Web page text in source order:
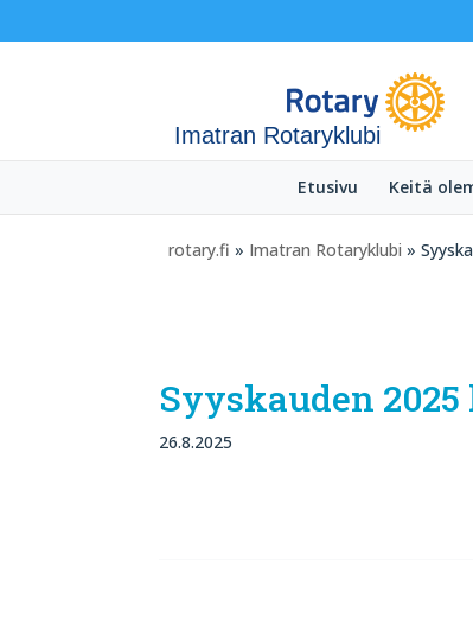
Imatran Rotaryklubi
Etusivu Keitä
rotary.fi » Imatran Rotaryklubi »
Syyskauden
26.8.2025